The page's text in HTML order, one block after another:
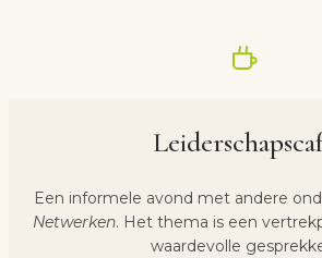
Een informele avond met andere
Netwerken. Het thema is een
waardevolle